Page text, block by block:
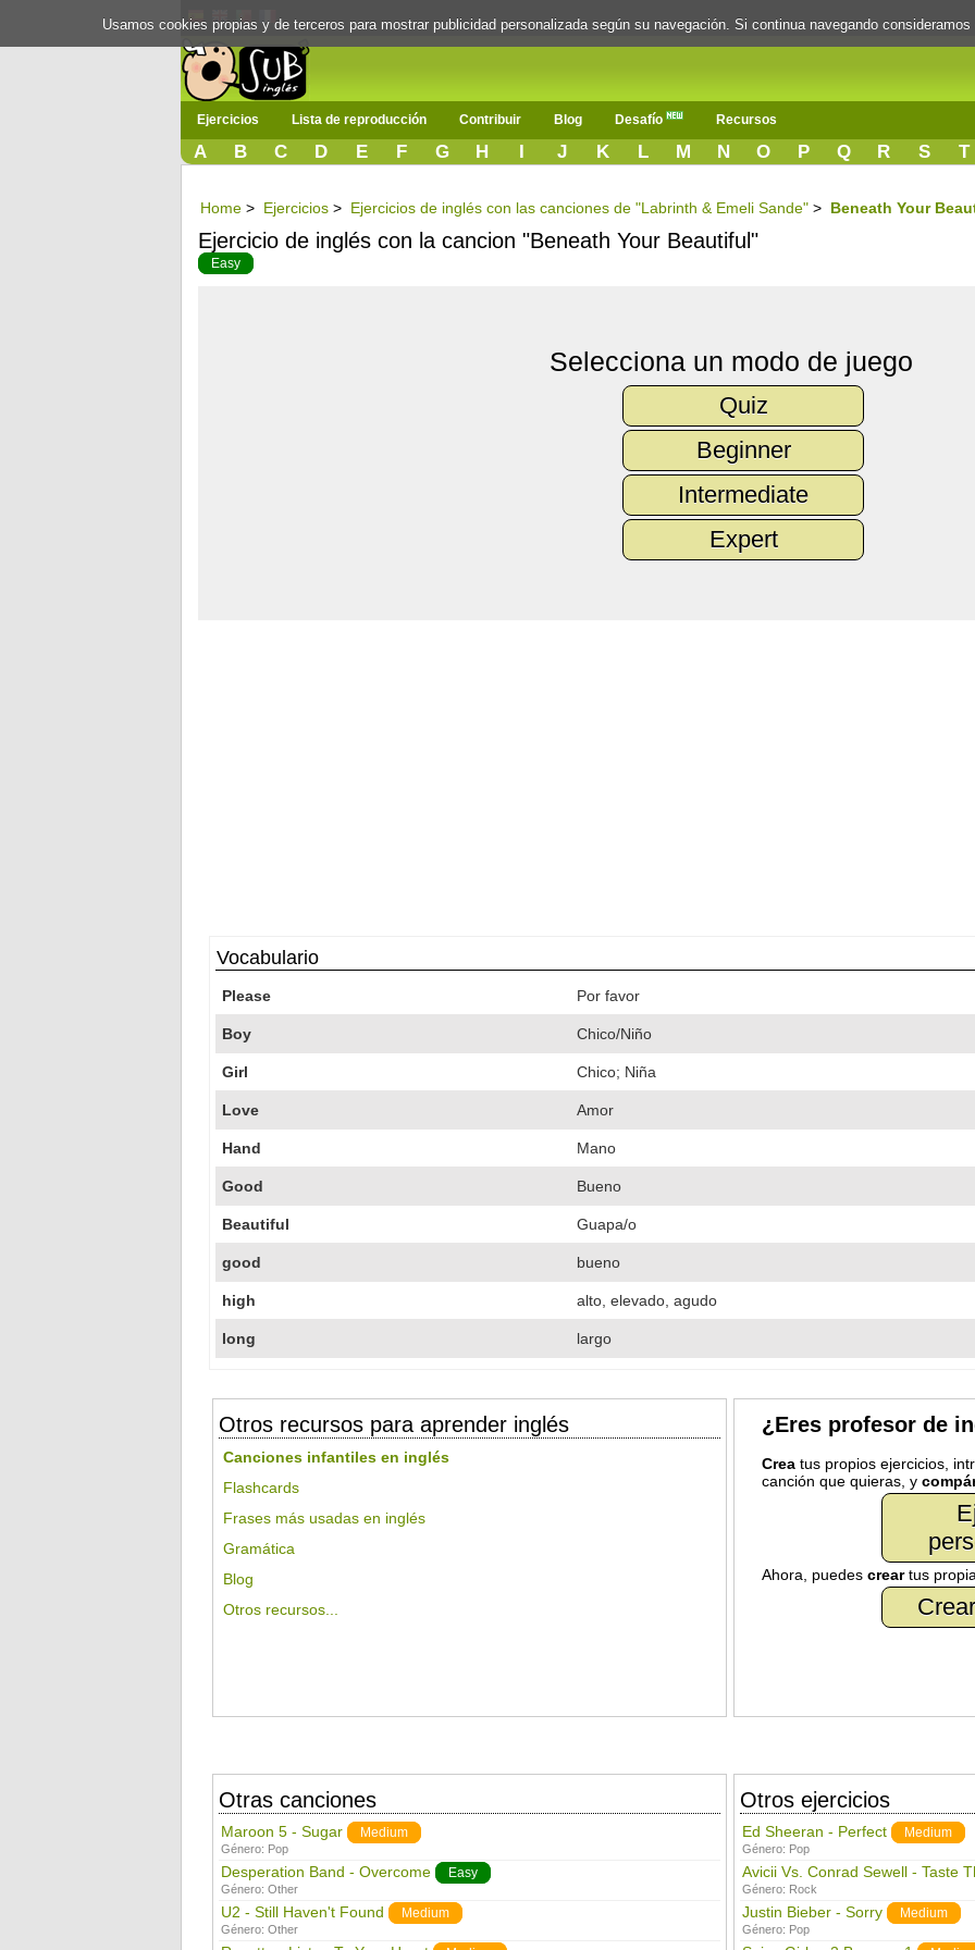
Ejercicios Lista de reproducción Contribuir Blog Desafío Recursos
A B C D E F G H I J K L M N O P Q R S T
Home > Ejercicios > Ejercicios de inglés con las canciones de "Labrinth & Emeli Sande" > Beneath Your
Ejercicio de inglés con la cancion "Beneath Your Beautiful"
Easy
Selecciona un modo de juego
Quiz
Beginner
Intermediate
Expert
Vocabulario
Please Por favor
Boy Chico/Niño
Girl Chico; Niña
Love Amor
Hand Mano
Good Bueno
Beautiful Guapa/o
good bueno
high alto, elevado, agudo
long largo
Otros recursos para aprender inglés
Canciones infantiles en inglés
Flashcards
Frases más usadas en inglés
Gramática
Blog
Otros recursos...
¿Eres profesor de
Creatus propios ejercicios,
canción que quieras, y
Ahora, puedes creartus
Otras canciones
Maroon 5 - Sugar Medium
Género: Pop
Desperation Band - Overcome Easy
Género: Other
U2 - Still Haven't Found Medium
Género: Other
Otros ejercicios
Ed Sheeran - Perfect Medium
Género: Pop
Avicii Vs. Conrad Sewell - Taste
Género: Rock
Justin Bieber - Sorry Medium
Género: Pop
Usamos cookies propias y de terceros para mostrar publicidad personalizada según su navegación. Si continua navegando